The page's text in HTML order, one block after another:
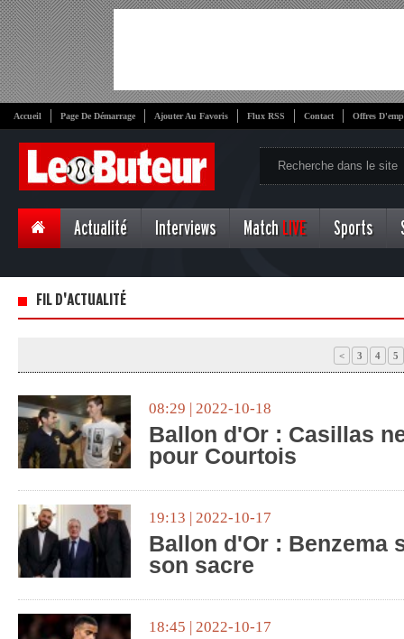
Accueil Page De Démarrage Ajouter Au Favoris Flux RSS Contact Offres
Actualité Interviews Match LIVE Sports
FIL D'ACTUALITÉ
< 3 4 5
08:29 | 2022-10-18
Ballon d'Or : Casillas
pour Courtois
19:13 | 2022-10-17
Ballon d'Or : Benzema
son sacre
18:45 | 2022-10-17